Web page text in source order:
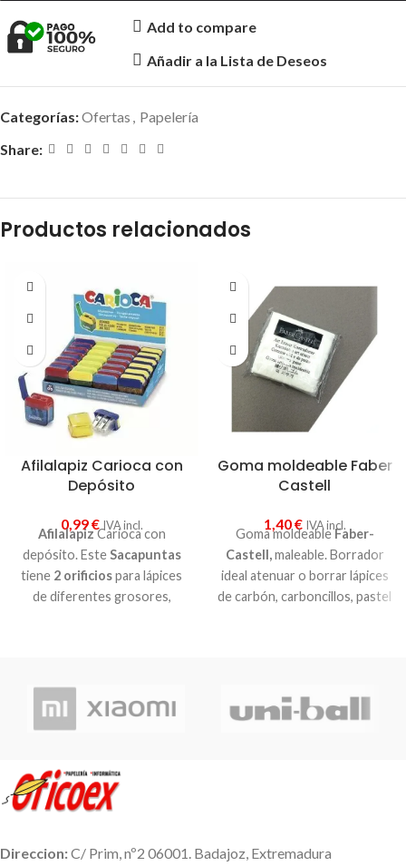
Add to compare
Añadir a la Lista de Deseos
Categorías:Ofertas , Papelería
Share:
Productos relacionados
Afilalapiz Carioca con
Depósito
0,99€ IVA incl.
AfilalapizCarioca con
depósito. EsteSacapuntas
tiene 2 orificiospara lápices
de diferentes grosores,
Goma moldeable Faber
Castell
1,40€ IVA incl.
Goma moldeableFaber-
Castell,maleable. Borrador
ideal atenuar o borrar lápices
de carbón, carboncillos, pastel
Direccion:C/ Prim, nº2 06001. Badajoz, Extremadura